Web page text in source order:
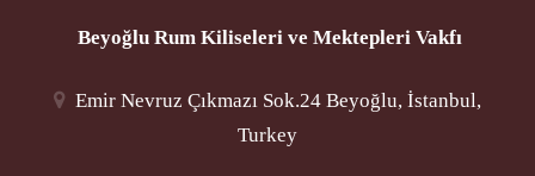
Beyoğlu Rum Kiliseleri ve Mektepleri Vakfı
Emir Nevruz Çıkmazı Sok.24 Beyoğlu, İstanbul,
Turkey